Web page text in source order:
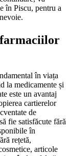
în Piscu, pentru a
în viața
la medicamente și
este un avantaj
cartierelor
de
fie satisfăcute fără
în
rețetă,
articole